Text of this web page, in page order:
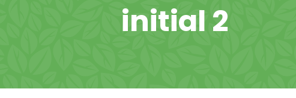
initial 2